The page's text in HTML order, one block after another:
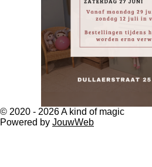
© 2020 - 2026 A kind of magic
Powered by JouwWeb